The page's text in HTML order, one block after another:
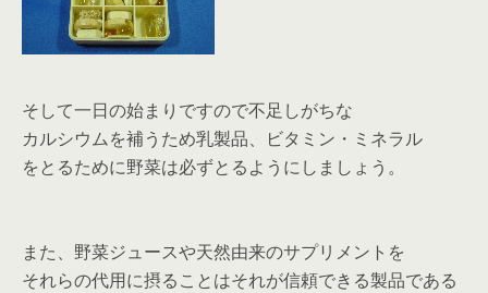
そして一日の始まりですので不足しがちな
カルシウムを補うため乳製品、ビタミン・ミネラル
をとるために野菜は必ずとるようにしましょう。
また、野菜ジュースや天然由来のサプリメントを
それらの代用に摂ることはそれが信頼できる製品である